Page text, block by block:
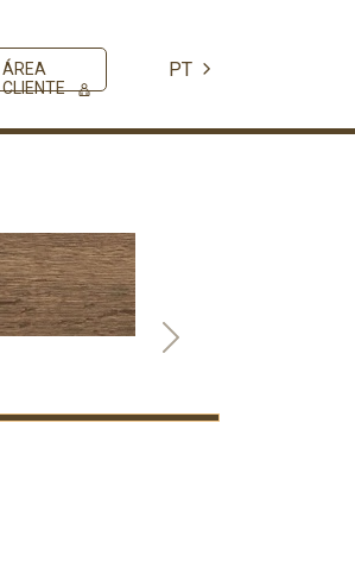
ÁREA
CLIENTE
PT
Next